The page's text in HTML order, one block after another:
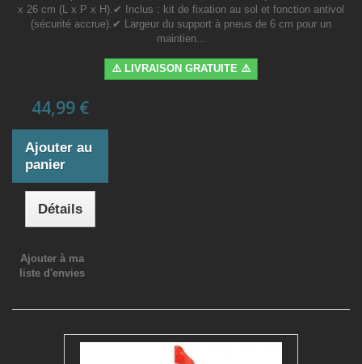
x 26 cm (L x P x H).✔ Inclus : kit de fixation au sol et fonction antivol
(sécurité accrue).✔ Largeur du support à pneus de 6 cm pour un
maintien...
⚠️ LIVRAISON GRATUITE ⚠️
44,99 €
Ajouter au
panier
Détails
Ajouter à ma
liste d'envies